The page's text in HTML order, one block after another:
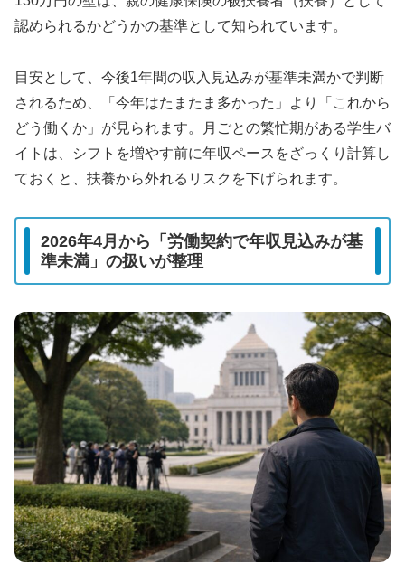
認められるかどうかの基準として知られています。
目安として、今後1年間の収入見込みが基準未満かで判断
されるため、「今年はたまたま多かった」より「これから
どう働くか」が見られます。月ごとの繁忙期がある学生バ
イトは、シフトを増やす前に年収ペースをざっくり計算し
ておくと、扶養から外れるリスクを下げられます。
2026年4月から「労働契約で年収見込みが基
準未満」の扱いが整理